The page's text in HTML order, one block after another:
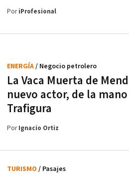
PoriProfesional
La Vaca Muerta de
nuevo actor, de la
Trafigura
ENERGÍA/ Negocio petrolero
PorIgnacio Ortiz
TURISMO / Pasajes